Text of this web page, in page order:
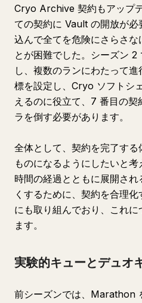
Cryo Archive 契約もアップ
ての契約に Vault の開放が必
込んで全てを危険にさらさ
とが困難でした。シーズン
し、複数のランにわたって
標を設定し、Cryo ソフトシ
えるのに役立て、7 番目の契
ラを倒す必要があります。
全体として、契約を完了す
ものになるようにしたいと
時間の経過とともに展開さ
くするために、契約を合理
にも取り組んでおり、これ
ます。
実験的キューとデュオ
前シーズンでは、Marathon